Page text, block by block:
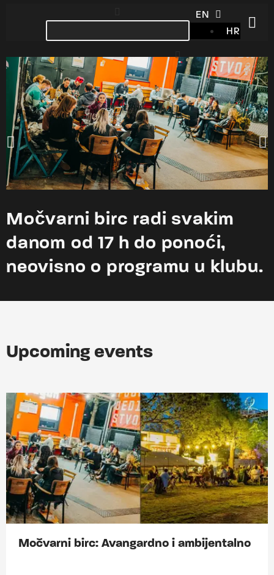
EN
HR
Močvarni birc radi svakim
danom od 17 h do ponoći,
neovisno o programu u klubu.
Upcoming events
Močvarni birc: Avangardno i ambijentalno